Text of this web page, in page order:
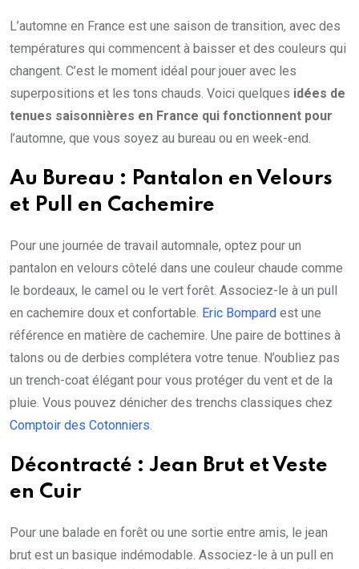
L’automne en France est une saison de transition, avec des
températures qui commencent à baisser et des couleurs qui
changent. C’est le moment idéal pour jouer avec les
superpositions et les tons chauds. Voici quelques idées de
tenues saisonnières en France qui fonctionnent pour
l’automne, que vous soyez au bureau ou en week-end.
Au Bureau : Pantalon en Velours
et Pull en Cachemire
Pour une journée de travail automnale, optez pour un
pantalon en velours côtelé dans une couleur chaude comme
le bordeaux, le camel ou le vert forêt. Associez-le à un pull
en cachemire doux et confortable. Eric Bompard est une
référence en matière de cachemire. Une paire de bottines à
talons ou de derbies complétera votre tenue. N’oubliez pas
un trench-coat élégant pour vous protéger du vent et de la
pluie. Vous pouvez dénicher des trenchs classiques chez
Comptoir des Cotonniers.
Décontracté : Jean Brut et Veste
en Cuir
Pour une balade en forêt ou une sortie entre amis, le jean
brut est un basique indémodable. Associez-le à un pull en